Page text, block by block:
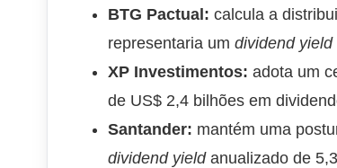
BTG Pactual: calcula a
representaria um dividend yield
XP Investimentos: adota um
de US$ 2,4 bilhões em
Santander: mantém uma
dividend yieldanualizado de